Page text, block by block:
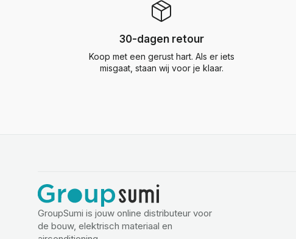
30-dagen retour
Koop met een gerust hart. Als er iets
misgaat, staan wij voor je klaar.
GroupSumi is jouw online distributeur voor
de bouw, elektrisch materiaal en